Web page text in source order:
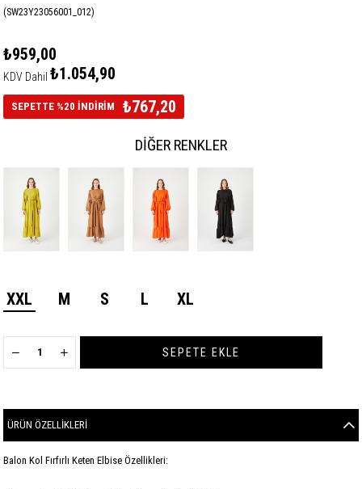
(SW23Y23056001_012)
₺959,00
KDV Dahil ₺1.054,90
SEPETTE %20 İNDİRİM ₺767,20
DIĞER RENKLER
XXL M S L XL
ÜRÜN ÖZELLIKLERI
Balon Kol Fırfırlı Keten Elbise Özellikleri: